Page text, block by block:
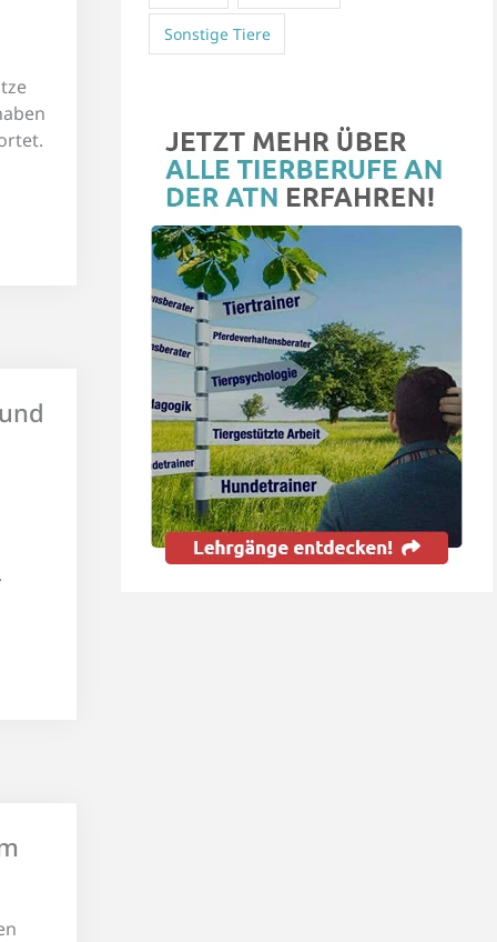
Sonstige Tiere